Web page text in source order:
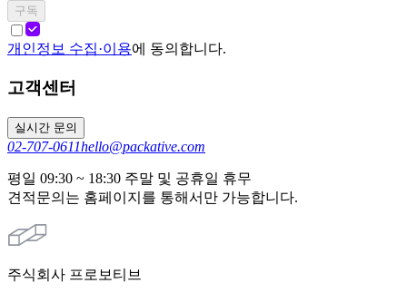
구독
개인정보 수집·이용에 동의합니다.
고객센터
실시간 문의
02-707-0611hello@packative.com
평일 09:30 ~ 18:30 주말 및 공휴일 휴무
견적문의는 홈페이지를 통해서만 가능합니다.
주식회사 프로보티브